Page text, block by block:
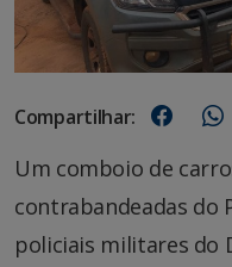
Compartilhar:
Um comboio de
contrabandeadas do
policiais militares do